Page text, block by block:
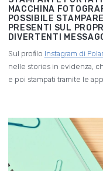
MACCHINA
POSSIBILE
PRESENTI SUL
DIVERTENTI
Sul profilo Instagram di
nelle stories in evidenza,
e poi stampati tramite le